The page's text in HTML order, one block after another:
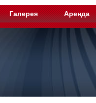
Галерея Аренда